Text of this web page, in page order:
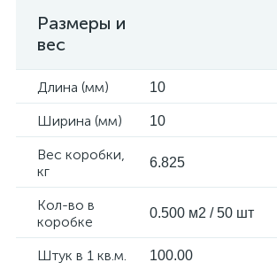
Размеры и
вес
Длина (мм) 10
Ширина (мм) 10
Вес коробки,
кг
6.825
Кол-во в
коробке
0.500 м2 / 50 шт
Штук в 1 кв.м. 100.00